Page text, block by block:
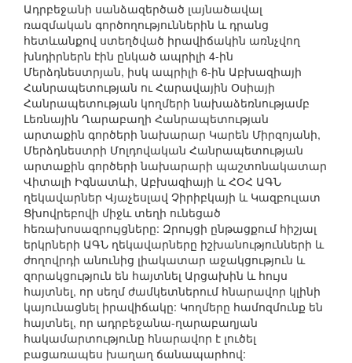
Ադրբեջանի սանձազերծած լայնածավալ
ռազմական գործողություններին և դրանց
հետևանքով ստեղծված իրավիճակին առնչվող
խնդիրներն էին ընկած ապրիլի 4-ին
Մերձդնեստրյան, իսկ ապրիլի 6-ին Աբխազիայի
Հանրապետության ու Հարավային Օսիայի
Հանրապետության կողմերի նախաձեռնությամբ
Լեռնային Ղարաբաղի Հանրապետության
արտաքին գործերի նախարար Կարեն Միրզոյանի,
Մերձդնեստրի Մոլդովական Հանրապետության
արտաքին գործերի նախարարի պաշտոնակատար
Վիտալի Իգնատևի, Աբխազիայի և ՀՕՀ ԱԳՆ
ղեկավարներ Վյաչեսլավ Չիրիբկայի և Կազբուլատ
Ցխովրեբովի միջև տեղի ունեցած
հեռախոսազրույցները: Զրույցի ընթացքում հիշյալ
երկրների ԱԳՆ ղեկավարները իշխանությունների և
ժողովրդի անունից լիակատար աջակցություն և
զորակցություն են հայտնել Արցախին և հույս
հայտնել, որ սեղմ ժամկետներում հնարավոր կլինի
կայունացնել իրավիճակը: Կողմերը համոզմունք են
հայտնել, որ ադրբեջանա-ղարաբաղյան
հակամարտությունը հնարավոր է լուծել
բացառապես խաղաղ ճանապարհով: